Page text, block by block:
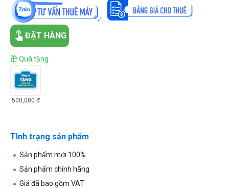
ĐẶT HÀNG
Quà tặng
500,000 đ
Tình trạng sản phẩm
Sản phẩm mới 100%
Sản phẩm chính hãng
Giá đã bao gồm VAT